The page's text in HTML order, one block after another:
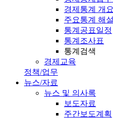
경제통계 개요
주요통계 해설
통계공표일정
통계조사표
통계검색
경제교육
정책/업무
뉴스/자료
뉴스 및 의사록
보도자료
주간보도계획